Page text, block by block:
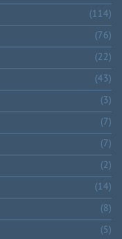
(114)
(76)
(22)
(43)
(3)
(7)
(7)
(2)
(14)
(8)
(5)